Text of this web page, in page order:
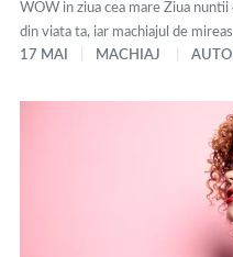
WOW in ziua cea mare Ziua
din viata ta, iar machiajul de
17 MAI
MACHIAJ